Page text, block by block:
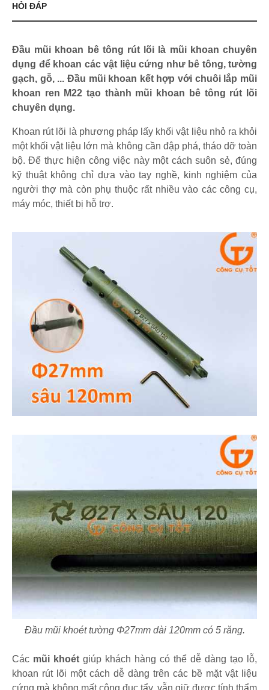
HỎI ĐÁP
Đầu mũi khoan bê tông rút lõi là mũi khoan chuyên
dụng để khoan các vật liệu cứng như bê tông, tường
gạch, gỗ, ... Đầu mũi khoan kết hợp với chuôi lắp mũi
khoan ren M22 tạo thành mũi khoan bê tông rút lõi
chuyên dụng.
Khoan rút lõi là phương pháp lấy khối vật liệu nhỏ ra khỏi
một khối vật liệu lớn mà không cần đập phá, tháo dỡ toàn
bộ. Để thực hiện công việc này một cách suôn sẻ, đúng
kỹ thuật không chỉ dựa vào tay nghề, kinh nghiệm của
người thợ mà còn phụ thuộc rất nhiều vào các công cụ,
máy móc, thiết bị hỗ trợ.
Đầu mũi khoét tường Φ27mm dài 120mm có 5 răng.
Các mũi khoét giúp khách hàng có thể dễ dàng tạo lỗ,
khoan rút lõi một cách dễ dàng trên các bề mặt vật liệu